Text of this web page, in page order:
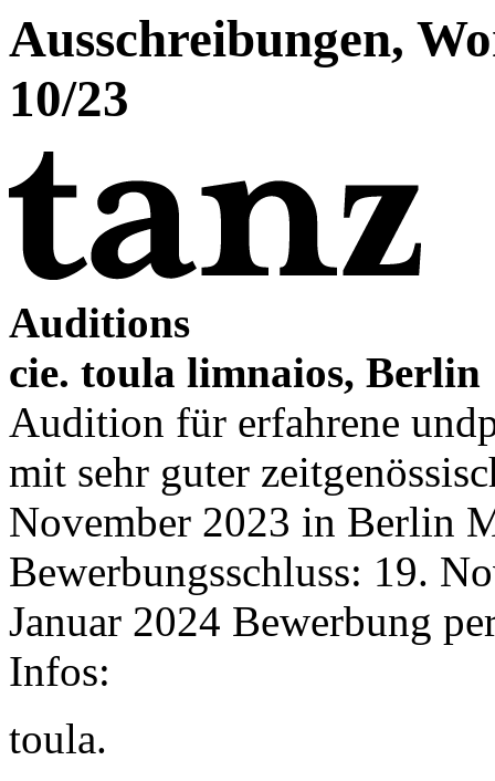
Ausschreibungen,
10/23
Auditions
cie. toula limnaios, Berlin
Audition für erfahrene
mit sehr guter
November 2023 in Berlin
Bewerbungsschluss: 19.
Januar 2024 Bewerbung
Infos:
toula.